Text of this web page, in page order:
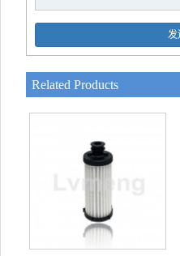
发
Related Products